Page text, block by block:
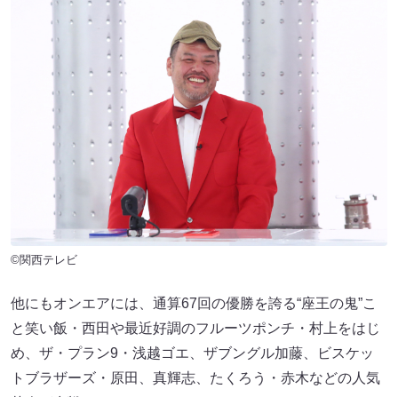
©関西テレビ
他にもオンエアには、通算67回の優勝を誇る“座王の鬼”こ
と笑い飯・西田や最近好調のフルーツポンチ・村上をはじ
め、ザ・プラン9・浅越ゴエ、ザブングル加藤、ビスケッ
トブラザーズ・原田、真輝志、たくろう・赤木などの人気